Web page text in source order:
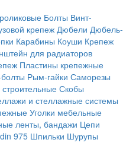
Болты Винт-
крепеж Дюбели Дюбель-
Карабины Коуши Крепеж
для радиаторов
Пластины крепежные
Рым-гайки Саморезы
Скобы
и стеллажные системы
Уголки мебельные
ленты, бандажи Цепи
975 Шпильки Шурупы